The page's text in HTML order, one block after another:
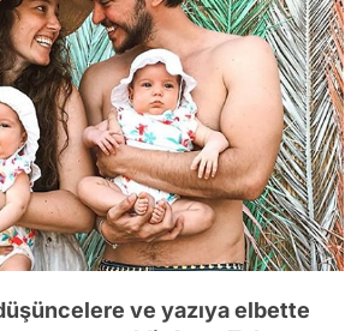
ve yazıya elbette